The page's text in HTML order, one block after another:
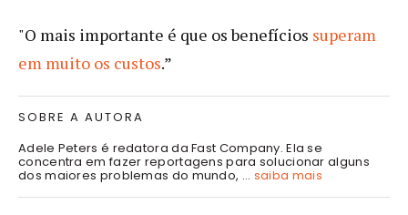
"O mais importante é que os benefícios superam
em muito os custos.”
SOBRE A AUTORA
Adele Peters é redatora da Fast Company. Ela se
concentra em fazer reportagens para solucionar alguns
dos maiores problemas do mundo, ... saiba mais